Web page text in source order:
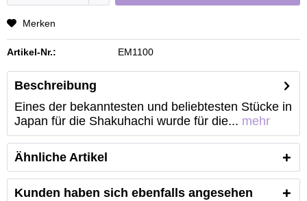
Merken
Artikel-Nr.: EM1100
Beschreibung
Eines der bekanntesten und beliebtesten Stücke in
Japan für die Shakuhachi wurde für die... mehr
Ähnliche Artikel
Kunden haben sich ebenfalls angesehen